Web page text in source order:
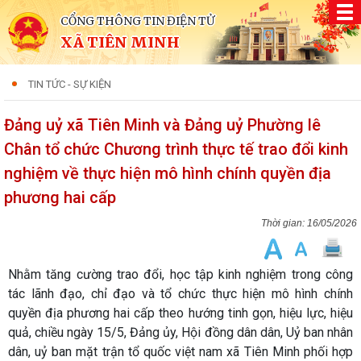
CỔNG THÔNG TIN ĐIỆN TỬ
XÃ TIÊN MINH
TIN TỨC - SỰ KIỆN
Đảng uỷ xã Tiên Minh và Đảng uỷ Phường lê
Chân tổ chức Chương trình thực tế trao đổi kinh
nghiệm về thực hiện mô hình chính quyền địa
phương hai cấp
16/05/2026
Nhằm tăng cường trao đổi, học tập kinh nghiệm trong công
tác lãnh đạo, chỉ đạo và tổ chức thực hiện mô hình chính
quyền địa phương hai cấp theo hướng tinh gọn, hiệu lực, hiệu
quả, chiều ngày 15/5, Đảng ủy, Hội đồng dân dân, Uỷ ban nhân
dân, uỷ ban mặt trận tổ quốc việt nam xã Tiên Minh phối hợp